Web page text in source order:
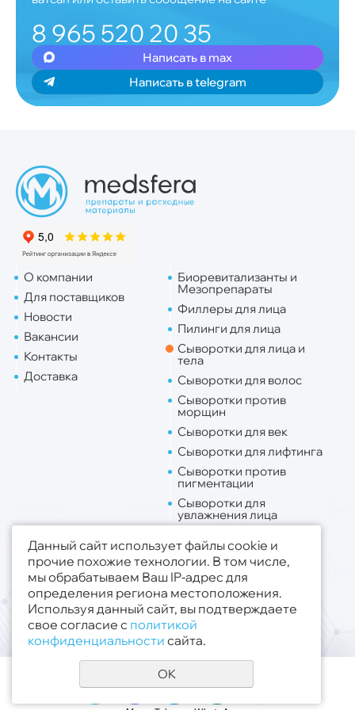
8 965 520 20 35
Написать в max
Написать в telegram
О компании
Для поставщиков
Новости
Вакансии
Контакты
Доставка
Биоревитализанты и
Мезопрепараты
Филлеры для лица
Пилинги для лица
Сыворотки для лица и
тела
Сыворотки для волос
Сыворотки против
морщин
Сыворотки для век
Сыворотки для лифтинга
Сыворотки против
пигментации
Сыворотки для
увлажнения лица
Липо. для лица
Липо. для тела
Публичная оферта
Политика конфиденциальности
© 2019 - 2026 ООО «Медсфера Трейд»
Все права защищены
Данный сайт использует файлы cookie и
прочие похожие технологии. В том числе,
мы обрабатываем Ваш IP-адрес для
определения региона местоположения.
Используя данный сайт, вы подтверждаете
свое согласие с политикой
конфиденциальности сайта.
OK